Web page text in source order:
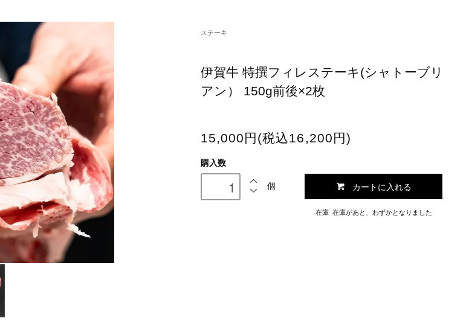
ステーキ
伊賀牛 特撰フィレステーキ(シャトーブリ
アン） 150g前後×2枚
15,000円(税込16,200円)
購入数
個 カートに入れる
在庫 在庫があと、わずかとなりました